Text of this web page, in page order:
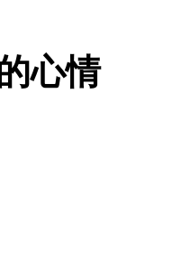
力深夜将其击毙
心情